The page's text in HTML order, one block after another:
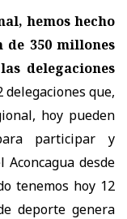
hemos hecho
350 millones
delegaciones
delegaciones que,
hoy pueden
participar y
desde
tenemos hoy 12
deporte genera